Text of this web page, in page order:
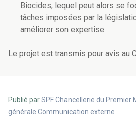
Biocides, lequel peut alors se
tâches imposées par la
améliorer son expertise.
Le projet est transmis pour avis au
Publié parSPF Chancellerie du Premier
générale Communication externe